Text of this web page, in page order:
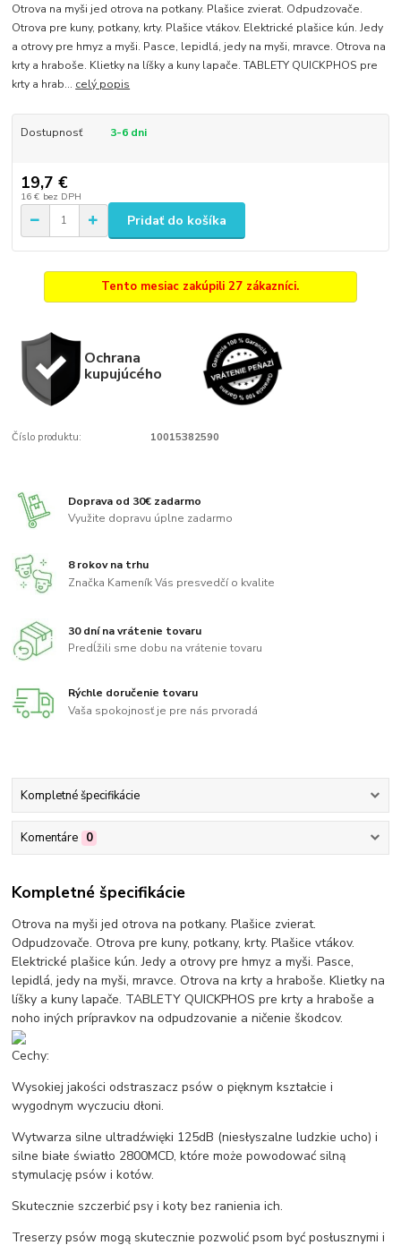
Otrova na myši jed otrova na potkany. Plašice zvierat. Odpudzovače.
Otrova pre kuny, potkany, krty. Plašice vtákov. Elektrické plašice kún. Jedy
a otrovy pre hmyz a myši. Pasce, lepidlá, jedy na myši, mravce. Otrova na
krty a hraboše. Klietky na líšky a kuny lapače. TABLETY QUICKPHOS pre
krty a hrab... celý popis
Dostupnosť 3-6 dni
19,7 €
16 € bez DPH
Pridať do košíka
Tento mesiac zakúpili 27 zákazníci.
Ochrana
kupujúcého
Číslo produktu: 10015382590
Doprava od 30€ zadarmo
Využite dopravu úplne zadarmo
8 rokov na trhu
Značka Kameník Vás presvedčí o kvalite
30 dní na vrátenie tovaru
Predĺžili sme dobu na vrátenie tovaru
Rýchle doručenie tovaru
Vaša spokojnosť je pre nás prvoradá
Kompletné špecifikácie
Komentáre 0
Kompletné špecifikácie
Otrova na myši jed otrova na potkany. Plašice zvierat.
Odpudzovače. Otrova pre kuny, potkany, krty. Plašice vtákov.
Elektrické plašice kún. Jedy a otrovy pre hmyz a myši. Pasce,
lepidlá, jedy na myši, mravce. Otrova na krty a hraboše. Klietky na
líšky a kuny lapače. TABLETY QUICKPHOS pre krty a hraboše a
noho iných prípravkov na odpudzovanie a ničenie škodcov.
Cechy:
Wysokiej jakości odstraszacz psów o pięknym kształcie i
wygodnym wyczuciu dłoni.
Wytwarza silne ultradźwięki 125dB (niesłyszalne ludzkie ucho) i
silne białe światło 2800MCD, które może powodować silną
stymulację psów i kotów.
Skutecznie szczerbić psy i koty bez ranienia ich.
Treserzy psów mogą skutecznie pozwolić psom być posłusznymi i